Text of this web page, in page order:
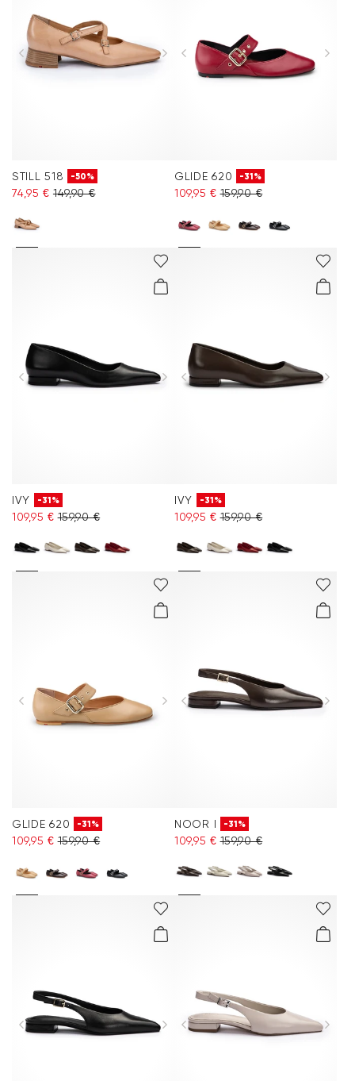
STILL 518 -50%
74,95 € 149,90 €
GLIDE 620 -31%
109,95 € 159,90 €
IVY -31%
109,95 € 159,90 €
IVY -31%
109,95 € 159,90 €
GLIDE 620 -31%
109,95 € 159,90 €
NOOR I -31%
109,95 € 159,90 €